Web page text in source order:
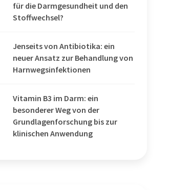
für die Darmgesundheit und den
Stoffwechsel?
Jenseits von Antibiotika: ein
neuer Ansatz zur Behandlung von
Harnwegsinfektionen
Vitamin B3 im Darm: ein
besonderer Weg von der
Grundlagenforschung bis zur
klinischen Anwendung